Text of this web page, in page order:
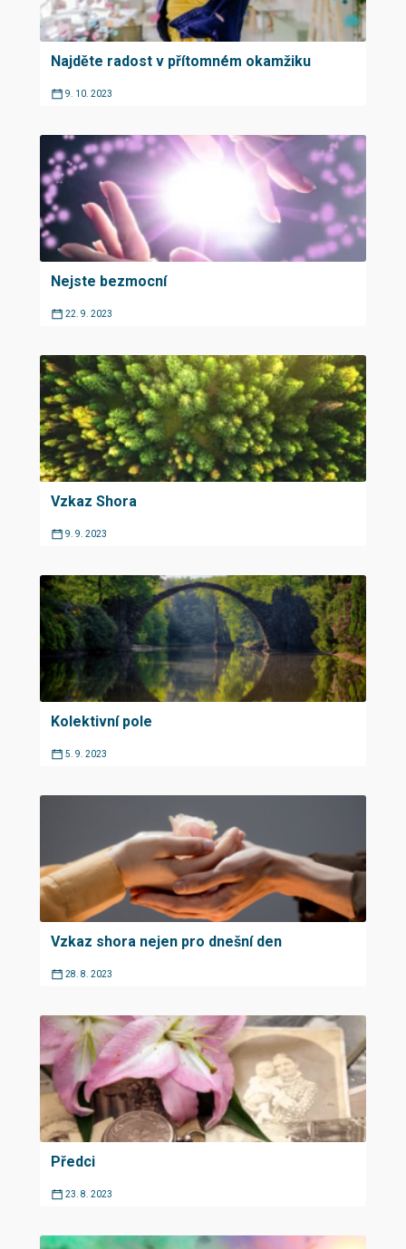
Najděte radost v přítomném okamžiku
9. 10. 2023
Nejste bezmocní
22. 9. 2023
Vzkaz Shora
9. 9. 2023
Kolektivní pole
5. 9. 2023
Vzkaz shora nejen pro dnešní den
28. 8. 2023
Předci
23. 8. 2023